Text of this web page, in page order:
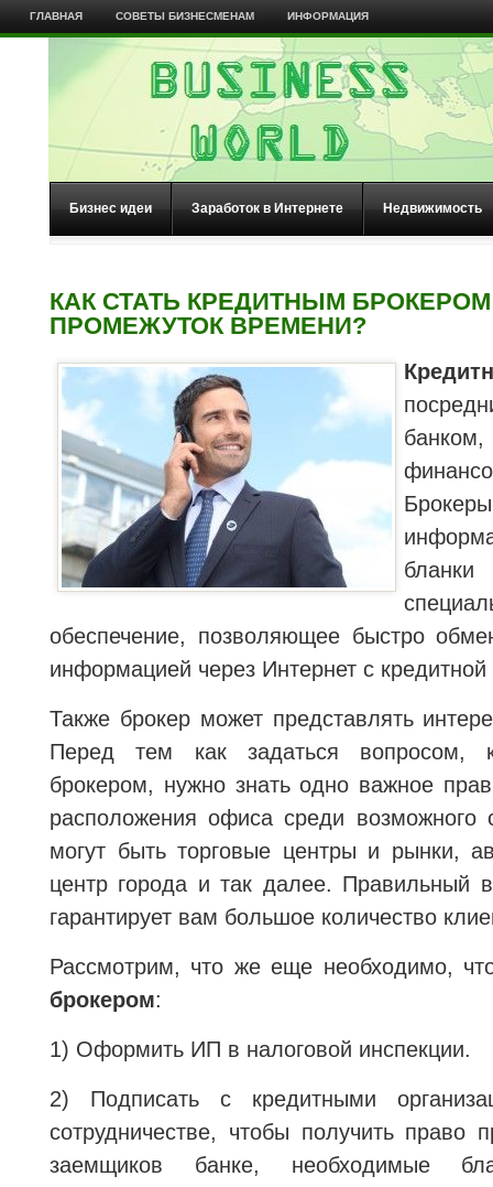
ГЛАВНАЯ СОВЕТЫ БИЗНЕСМЕНАМ ИНФОРМАЦИЯ
Бизнес идеи Заработок в Интернете Недвижимость
КАК СТАТЬ КРЕДИТНЫМ
ПРОМЕЖУТОК ВРЕМЕНИ?
обеспечение, позволяющее быстро
информацией через Интернет с кредитной
Также брокер может представлять
Перед тем как задаться вопросом,
брокером, нужно знать одно важное
расположения офиса среди возможного
могут быть торговые центры и рынки,
центр города и так далее. Правильный
гарантирует вам большое количество
Рассмотрим, что же еще необходимо,
брокером:
1) Оформить ИП в налоговой инспекции.
2) Подписать с кредитными
сотрудничестве, чтобы получить право
заемщиков банке, необходимые